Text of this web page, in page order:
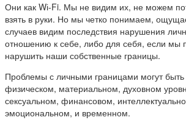
Они как Wі-Fi. Мы не видим их, не можем
взять в руки. Но мы четко понимаем,
случаев видим последствия нарушения
отношению к себе, либо для себя, если мы
нарушить наши собственные границы.
Проблемы с личными границами могут
физическом, материальном, духовном
сексуальном, финансовом,
эмоциональном, и временном.